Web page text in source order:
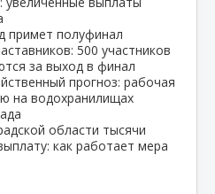
примет полуфинал
500 участников
за выход в финал
прогноз: рабочая
на водохранилищах
области тысячи
как работает мера